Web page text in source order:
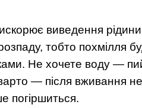
виведення
тобто похмілля
Не хочете воду —
— після вживання
погіршиться.